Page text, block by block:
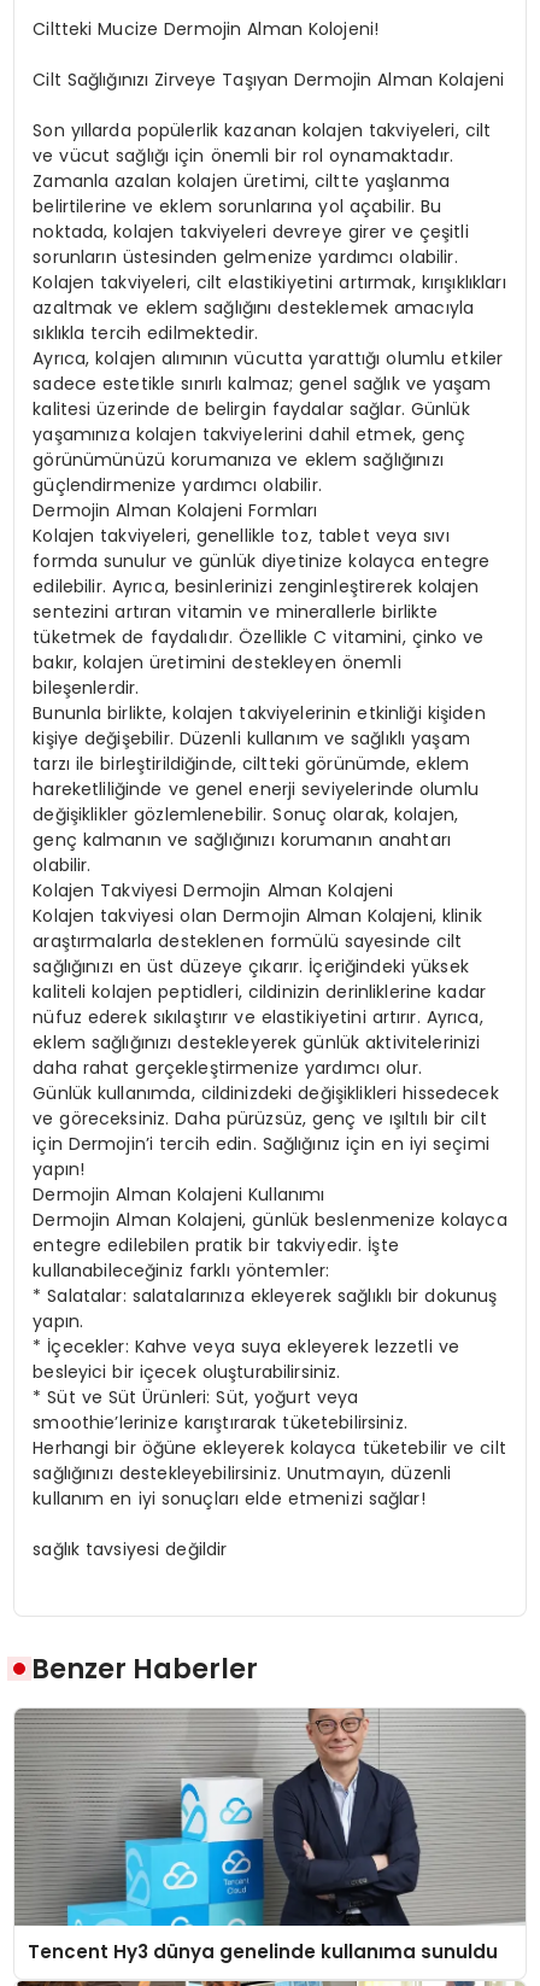
Ciltteki Mucize Dermojin Alman Kolojeni!
Cilt Sağlığınızı Zirveye Taşıyan Dermojin Alman Kolajeni
Son yıllarda popülerlik kazanan kolajen takviyeleri, cilt
ve vücut sağlığı için önemli bir rol oynamaktadır.
Zamanla azalan kolajen üretimi, ciltte yaşlanma
belirtilerine ve eklem sorunlarına yol açabilir. Bu
noktada, kolajen takviyeleri devreye girer ve çeşitli
sorunların üstesinden gelmenize yardımcı olabilir.
Kolajen takviyeleri, cilt elastikiyetini artırmak, kırışıklıkları
azaltmak ve eklem sağlığını desteklemek amacıyla
sıklıkla tercih edilmektedir.
Ayrıca, kolajen alımının vücutta yarattığı olumlu etkiler
sadece estetikle sınırlı kalmaz; genel sağlık ve yaşam
kalitesi üzerinde de belirgin faydalar sağlar. Günlük
yaşamınıza kolajen takviyelerini dahil etmek, genç
görünümünüzü korumanıza ve eklem sağlığınızı
güçlendirmenize yardımcı olabilir.
Dermojin Alman Kolajeni Formları
Kolajen takviyeleri, genellikle toz, tablet veya sıvı
formda sunulur ve günlük diyetinize kolayca entegre
edilebilir. Ayrıca, besinlerinizi zenginleştirerek kolajen
sentezini artıran vitamin ve minerallerle birlikte
tüketmek de faydalıdır. Özellikle C vitamini, çinko ve
bakır, kolajen üretimini destekleyen önemli
bileşenlerdir.
Bununla birlikte, kolajen takviyelerinin etkinliği kişiden
kişiye değişebilir. Düzenli kullanım ve sağlıklı yaşam
tarzı ile birleştirildiğinde, ciltteki görünümde, eklem
hareketliliğinde ve genel enerji seviyelerinde olumlu
değişiklikler gözlemlenebilir. Sonuç olarak, kolajen,
genç kalmanın ve sağlığınızı korumanın anahtarı
olabilir.
Kolajen Takviyesi Dermojin Alman Kolajeni
Kolajen takviyesi olan Dermojin Alman Kolajeni, klinik
araştırmalarla desteklenen formülü sayesinde cilt
sağlığınızı en üst düzeye çıkarır. İçeriğindeki yüksek
kaliteli kolajen peptidleri, cildinizin derinliklerine kadar
nüfuz ederek sıkılaştırır ve elastikiyetini artırır. Ayrıca,
eklem sağlığınızı destekleyerek günlük aktivitelerinizi
daha rahat gerçekleştirmenize yardımcı olur.
Günlük kullanımda, cildinizdeki değişiklikleri hissedecek
ve göreceksiniz. Daha pürüzsüz, genç ve ışıltılı bir cilt
için Dermojin’i tercih edin. Sağlığınız için en iyi seçimi
yapın!
Dermojin Alman Kolajeni Kullanımı
Dermojin Alman Kolajeni, günlük beslenmenize kolayca
entegre edilebilen pratik bir takviyedir. İşte
kullanabileceğiniz farklı yöntemler:
* Salatalar: salatalarınıza ekleyerek sağlıklı bir dokunuş
yapın.
* İçecekler: Kahve veya suya ekleyerek lezzetli ve
besleyici bir içecek oluşturabilirsiniz.
* Süt ve Süt Ürünleri: Süt, yoğurt veya
smoothie’lerinize karıştırarak tüketebilirsiniz.
Herhangi bir öğüne ekleyerek kolayca tüketebilir ve cilt
sağlığınızı destekleyebilirsiniz. Unutmayın, düzenli
kullanım en iyi sonuçları elde etmenizi sağlar!
sağlık tavsiyesi değildir
Benzer Haberler
Tencent Hy3 dünya genelinde kullanıma sunuldu